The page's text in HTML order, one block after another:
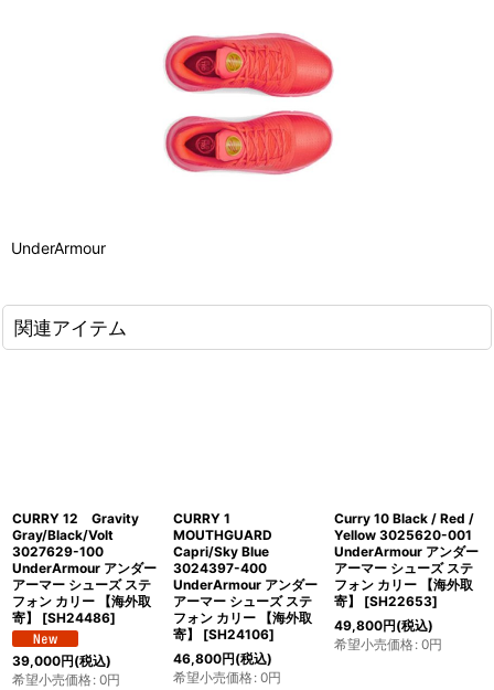
UnderArmour
関連アイテム
CURRY 12 Gravity
Gray/Black/Volt
3027629-100
UnderArmour アンダー
アーマー シューズ ステ
フォン カリー 【海外取
寄】
[SH24486]
39,000円(税込)
希望小売価格: 0円
CURRY 1
MOUTHGUARD
Capri/Sky Blue
3024397-400
UnderArmour アンダー
アーマー シューズ ステ
フォン カリー 【海外取
寄】
[SH24106]
46,800円(税込)
希望小売価格: 0円
Curry 10 Black / Red /
Yellow 3025620-001
UnderArmour アンダー
アーマー シューズ ステ
フォン カリー 【海外取
寄】
[SH22653]
49,800円(税込)
希望小売価格: 0円